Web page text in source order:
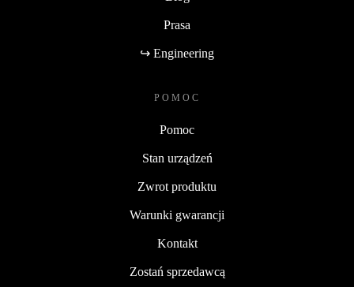
Prasa
↪ Engineering
POMOC
Pomoc
Stan urządzeń
Zwrot produktu
Warunki gwarancji
Kontakt
Zostań sprzedawcą